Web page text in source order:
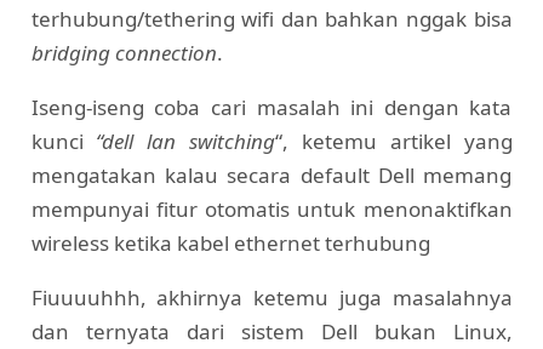
terhubung/tethering wifi dan bahkan nggak bisa
bridging connection.
Iseng-iseng coba cari masalah ini dengan kata
kunci “dell lan switching“, ketemu artikel yang
mengatakan kalau secara default Dell memang
mempunyai fitur otomatis untuk menonaktifkan
wireless ketika kabel ethernet terhubung
Fiuuuuhhh, akhirnya ketemu juga masalahnya
dan ternyata dari sistem Dell bukan Linux,